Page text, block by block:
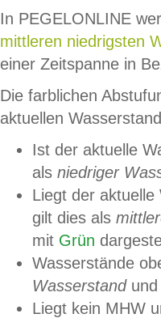
In PEGELONLINE
mittleren niedrigsten
einer Zeitspanne in
Die farblichen
aktuellen
Ist der aktuelle
als niedriger
Liegt der
gilt dies als
mit Grün
Wasserstände
Wasserstandund
Liegt kein MHW